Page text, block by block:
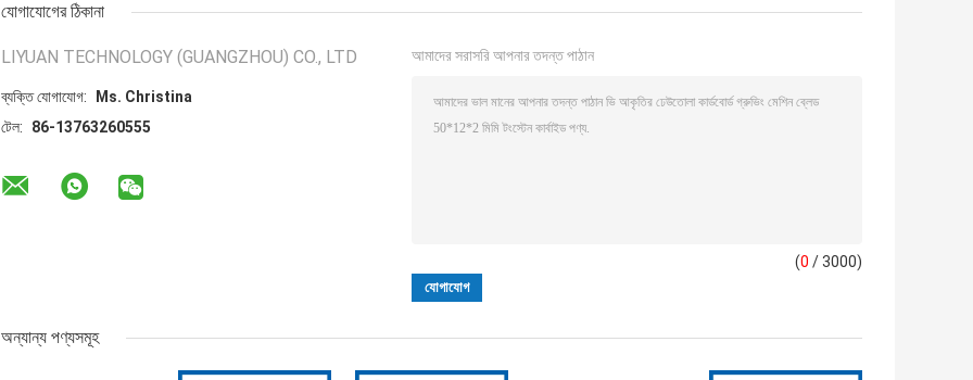
যোগাযোগের ঠিকানা
LIYUAN TECHNOLOGY (GUANGZHOU) CO., LTD
ব্যক্তি যোগাযোগ:
Ms. Christina
টেল:
86-13763260555
আমাদের সরাসরি আপনার তদন্ত পাঠান
(0 / 3000)
অন্যান্য পণ্যসমূহ